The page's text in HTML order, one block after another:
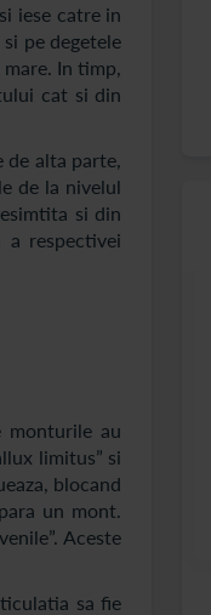
iese catre in
pe degetele
In timp,
cat si din
de alta parte,
de la nivelul
si din
respectivei
au
limitus” si
blocand
un mont.
Aceste
sa fie